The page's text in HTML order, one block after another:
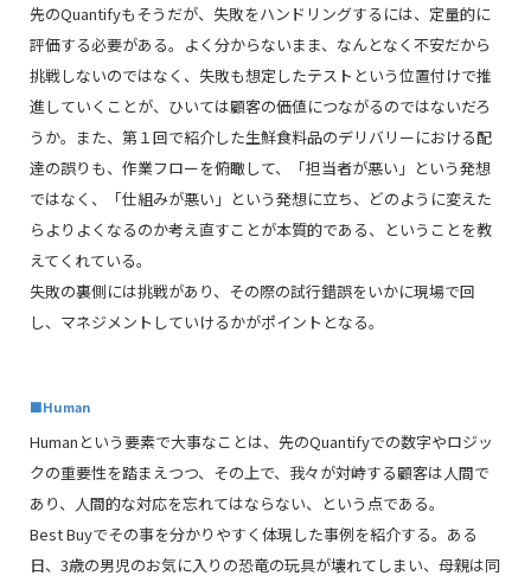
先のQuantifyもそうだが、失敗をハンドリングするには、定量的に
評価する必要がある。よく分からないまま、なんとなく不安だから
挑戦しないのではなく、失敗も想定したテストという位置付けで推
進していくことが、ひいては顧客の価値につながるのではないだろ
うか。また、第１回で紹介した生鮮食料品のデリバリーにおける配
達の誤りも、作業フローを俯瞰して、「担当者が悪い」という発想
ではなく、「仕組みが悪い」という発想に立ち、どのように変えた
らよりよくなるのか考え直すことが本質的である、ということを教
えてくれている。
失敗の裏側には挑戦があり、その際の試行錯誤をいかに現場で回
し、マネジメントしていけるかがポイントとなる。
■Human
Humanという要素で大事なことは、先のQuantifyでの数字やロジッ
クの重要性を踏まえつつ、その上で、我々が対峙する顧客は人間で
あり、人間的な対応を忘れてはならない、という点である。
Best Buyでその事を分かりやすく体現した事例を紹介する。ある
日、3歳の男児のお気に入りの恐竜の玩具が壊れてしまい、母親は同